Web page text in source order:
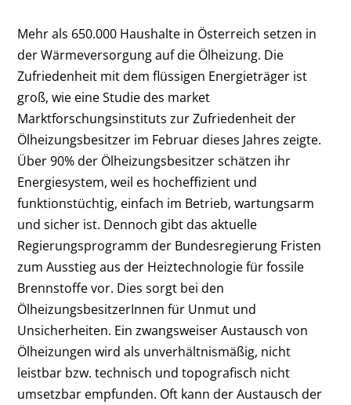
Mehr als 650.000 Haushalte in Österreich setzen in
der Wärmeversorgung auf die Ölheizung. Die
Zufriedenheit mit dem flüssigen Energieträger ist
groß, wie eine Studie des market
Marktforschungsinstituts zur Zufriedenheit der
Ölheizungsbesitzer im Februar dieses Jahres zeigte.
Über 90% der Ölheizungsbesitzer schätzen ihr
Energiesystem, weil es hocheffizient und
funktionstüchtig, einfach im Betrieb, wartungsarm
und sicher ist. Dennoch gibt das aktuelle
Regierungsprogramm der Bundesregierung Fristen
zum Ausstieg aus der Heiztechnologie für fossile
Brennstoffe vor. Dies sorgt bei den
ÖlheizungsbesitzerInnen für Unmut und
Unsicherheiten. Ein zwangsweiser Austausch von
Ölheizungen wird als unverhältnismäßig, nicht
leistbar bzw. technisch und topografisch nicht
umsetzbar empfunden. Oft kann der Austausch der